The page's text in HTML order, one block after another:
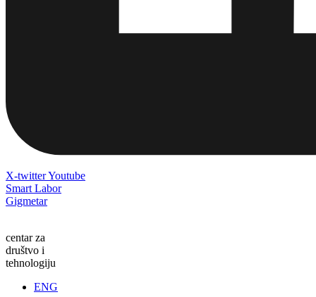
X-twitterYoutube
Smart Labor
Gigmetar
centar za
društvo i
tehnologiju
ENG